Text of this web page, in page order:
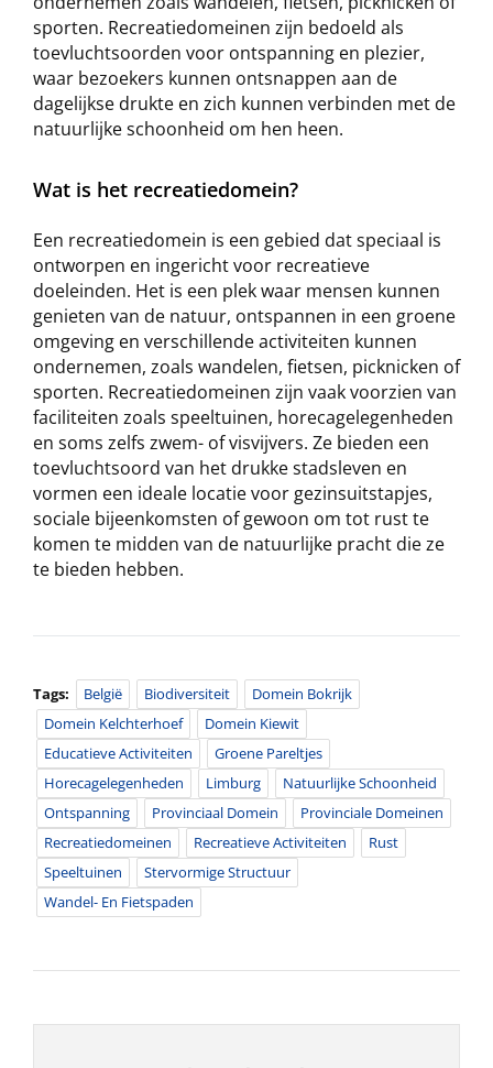
sporten. Recreatiedomeinen zijn bedoeld als
toevluchtsoorden voor ontspanning en plezier,
waar bezoekers kunnen ontsnappen aan de
dagelijkse drukte en zich kunnen verbinden met de
natuurlijke schoonheid om hen heen.
Wat is het recreatiedomein?
Een recreatiedomein is een gebied dat speciaal is
ontworpen en ingericht voor recreatieve
doeleinden. Het is een plek waar mensen kunnen
genieten van de natuur, ontspannen in een groene
omgeving en verschillende activiteiten kunnen
ondernemen, zoals wandelen, fietsen, picknicken of
sporten. Recreatiedomeinen zijn vaak voorzien van
faciliteiten zoals speeltuinen, horecagelegenheden
en soms zelfs zwem- of visvijvers. Ze bieden een
toevluchtsoord van het drukke stadsleven en
vormen een ideale locatie voor gezinsuitstapjes,
sociale bijeenkomsten of gewoon om tot rust te
komen te midden van de natuurlijke pracht die ze
te bieden hebben.
Tags: België Biodiversiteit
Domein Bokrijk
Domein Kelchterhoef
Domein Kiewit
Educatieve Activiteiten
Groene Pareltjes
Horecagelegenheden
Limburg
Natuurlijke Schoonheid
Ontspanning
Provinciaal Domein
Provinciale Domeinen
Recreatiedomeinen
Recreatieve Activiteiten
Rust
Speeltuinen
Stervormige Structuur
Wandel- En Fietspaden